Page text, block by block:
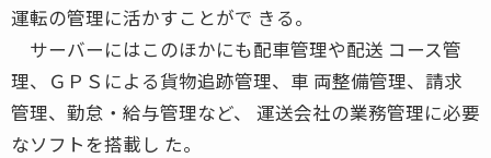
運転の管理に活かすことがで きる。
サーバーにはこのほかにも配車管理や配送 コース管
理、ＧＰＳによる貨物追跡管理、車 両整備管理、請求
管理、勤怠・給与管理など、 運送会社の業務管理に必要
なソフトを搭載し た。